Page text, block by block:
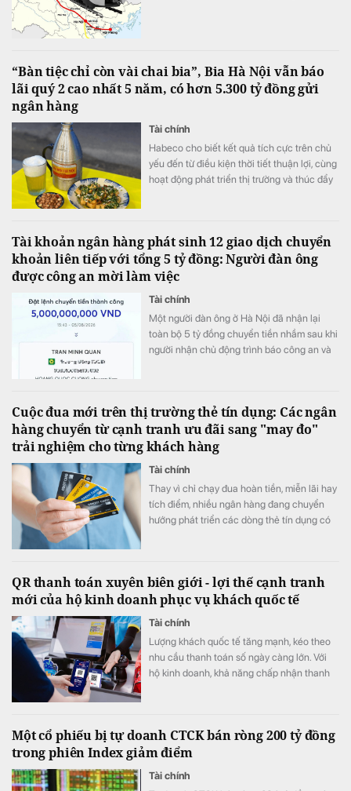
“Bàn tiệc chỉ còn vài chai bia”, Bia Hà Nội vẫn báo
lãi quý 2 cao nhất 5 năm, có hơn 5.300 tỷ đồng gửi
ngân hàng
Tài chính
Habeco cho biết kết quả tích cực trên chủ
yếu đến từ điều kiện thời tiết thuận lợi, cùng
hoạt động phát triển thị trường và thúc đẩy
Tài khoản ngân hàng phát sinh 12 giao dịch chuyển
khoản liên tiếp với tổng 5 tỷ đồng: Người đàn ông
được công an mời làm việc
Tài chính
Một người đàn ông ở Hà Nội đã nhận lại
toàn bộ 5 tỷ đồng chuyển tiền nhầm sau khi
người nhận chủ động trình báo công an và
Cuộc đua mới trên thị trường thẻ tín dụng: Các ngân
hàng chuyển từ cạnh tranh ưu đãi sang "may đo"
trải nghiệm cho từng khách hàng
Tài chính
Thay vì chỉ chạy đua hoàn tiền, miễn lãi hay
tích điểm, nhiều ngân hàng đang chuyển
hướng phát triển các dòng thẻ tín dụng có
nghiệm được kỳ vọng sẽ trở thành lợi thế
cạnh tranh mới của thị trường thẻ trong giai
QR thanh toán xuyên biên giới - lợi thế cạnh tranh
mới của hộ kinh doanh phục vụ khách quốc tế
Tài chính
Lượng khách quốc tế tăng mạnh, kéo theo
nhu cầu thanh toán số ngày càng lớn. Với
hộ kinh doanh, khả năng chấp nhận thanh
Một cổ phiếu bị tự doanh CTCK bán ròng 200 tỷ đồng
trong phiên Index giảm điểm
Tài chính